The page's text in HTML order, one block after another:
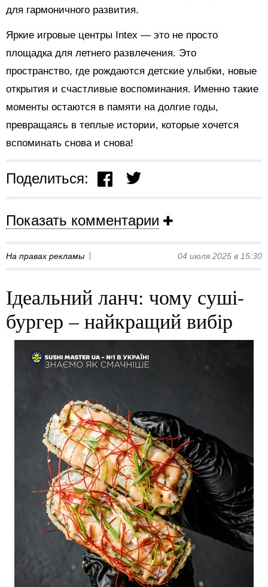
для гармоничного развития.
Яркие игровые центры Intex — это не просто
площадка для летнего развлечения. Это
пространство, где рождаются детские улыбки, новые
открытия и счастливые воспоминания. Именно такие
моменты остаются в памяти на долгие годы,
превращаясь в теплые истории, которые хочется
вспоминать снова и снова!
Поделиться:
Показать комментарии
На правах рекламы 04 июля 2025 в 15:30
Ідеальний ланч: чому суші-
бургер – найкращий вибір